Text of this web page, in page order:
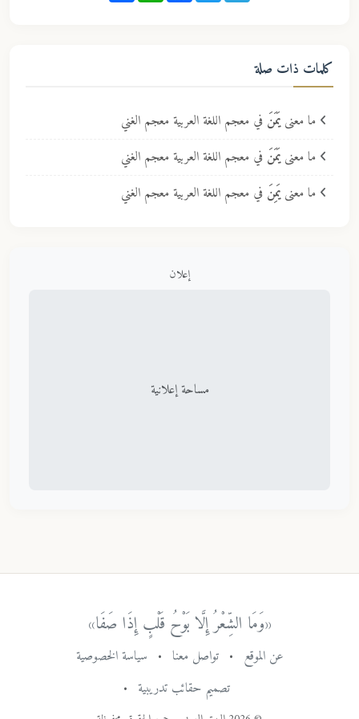
كلمات ذات صلة
ما معنىيَمَنَ في معجم اللغة العربية معجم الغني
ما معنىيَمَنَ في معجم اللغة العربية معجم الغني
ما معنىيَمِنَ في معجم اللغة العربية معجم الغني
إعلان
مساحة إعلانية
«وَمَا الشِّعْرُ إِلَّا بَوْحُ قَلْبٍ إِذَا صَفَا»
عن الموقع • تواصل معنا • سياسة الخصوصية
تصميم حقائب تدريبية •